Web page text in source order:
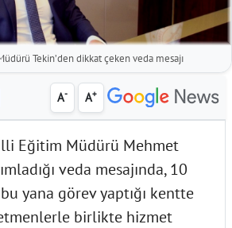
Tekin’den dikkat çeken veda mesajı
A- A+
Eğitim Müdürü Mehmet
veda mesajında, 10
yana görev yaptığı kentte
birlikte hizmet